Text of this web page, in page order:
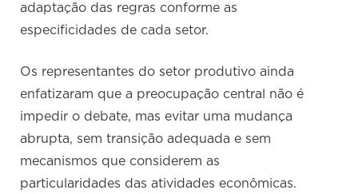
adaptação das regras conforme as
especificidades de cada setor.
Os representantes do setor produtivo ainda
enfatizaram que a preocupação central não é
impedir o debate, mas evitar uma mudança
abrupta, sem transição adequada e sem
mecanismos que considerem as
particularidades das atividades econômicas.